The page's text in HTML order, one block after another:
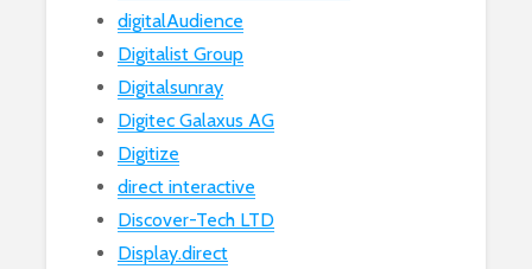
digitalAudience
Digitalist Group
Digitalsunray
Digitec Galaxus AG
Digitize
direct interactive
Discover-Tech LTD
Display.direct